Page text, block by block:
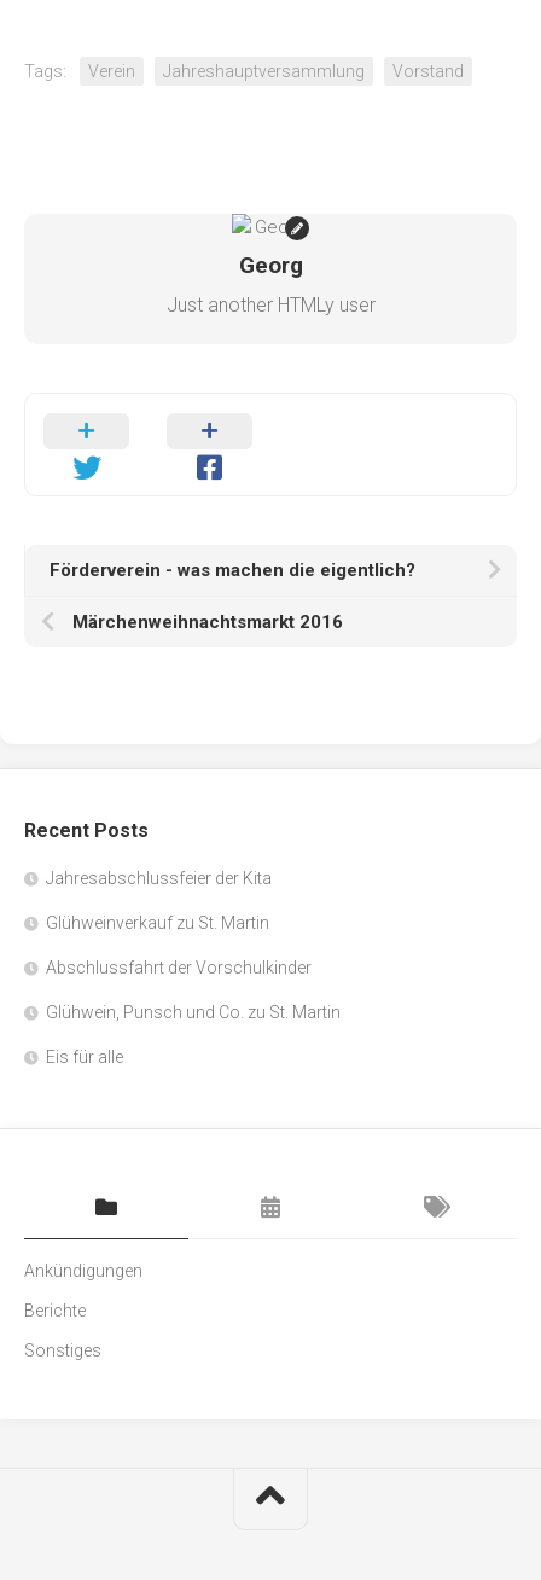
Tags: Verein Jahreshauptversammlung Vorstand
Georg
Just another HTMLy user
Förderverein - was machen die eigentlich?
Märchenweihnachtsmarkt 2016
Recent Posts
Jahresabschlussfeier der Kita
Glühweinverkauf zu St. Martin
Abschlussfahrt der Vorschulkinder
Glühwein, Punsch und Co. zu St. Martin
Eis für alle
Ankündigungen
Berichte
Sonstiges